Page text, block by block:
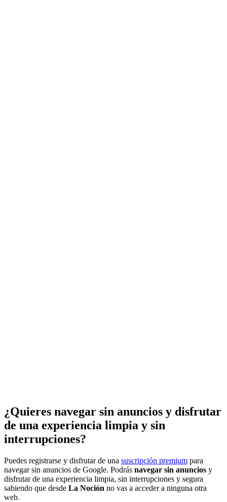
¿Quieres navegar sin anuncios y disfrutar
de una experiencia limpia y sin
interrupciones?
Puedes registrarse y disfrutar de una suscripción premium para
navegar sin anuncios de Google. Podrás navegar sin anuncios y
disfrutar de una experiencia limpia, sin interrupciones y segura
sabiendo que desde La Noción no vas a acceder a ninguna otra
web.